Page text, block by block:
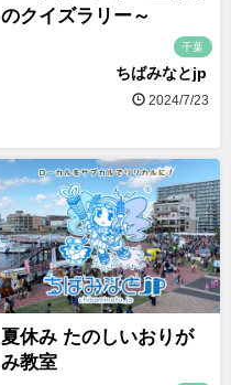
のクイズラリー～
千葉
ちばみなとjp
2024/7/23
夏休み たのしいおりが
み教室